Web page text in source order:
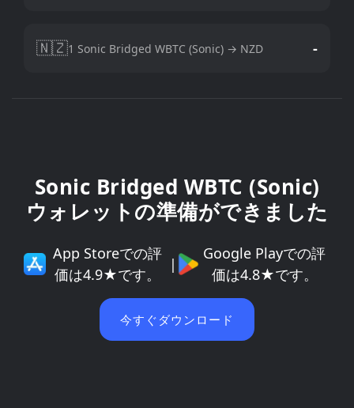
🇳🇿1 Sonic Bridged WBTC (Sonic) → NZD -
Sonic Bridged WBTC (Sonic)
ウォレットの準備ができました
App Storeでの評
価は4.9★です。
|
Google Playでの評
価は4.8★です。
今すぐダウンロード